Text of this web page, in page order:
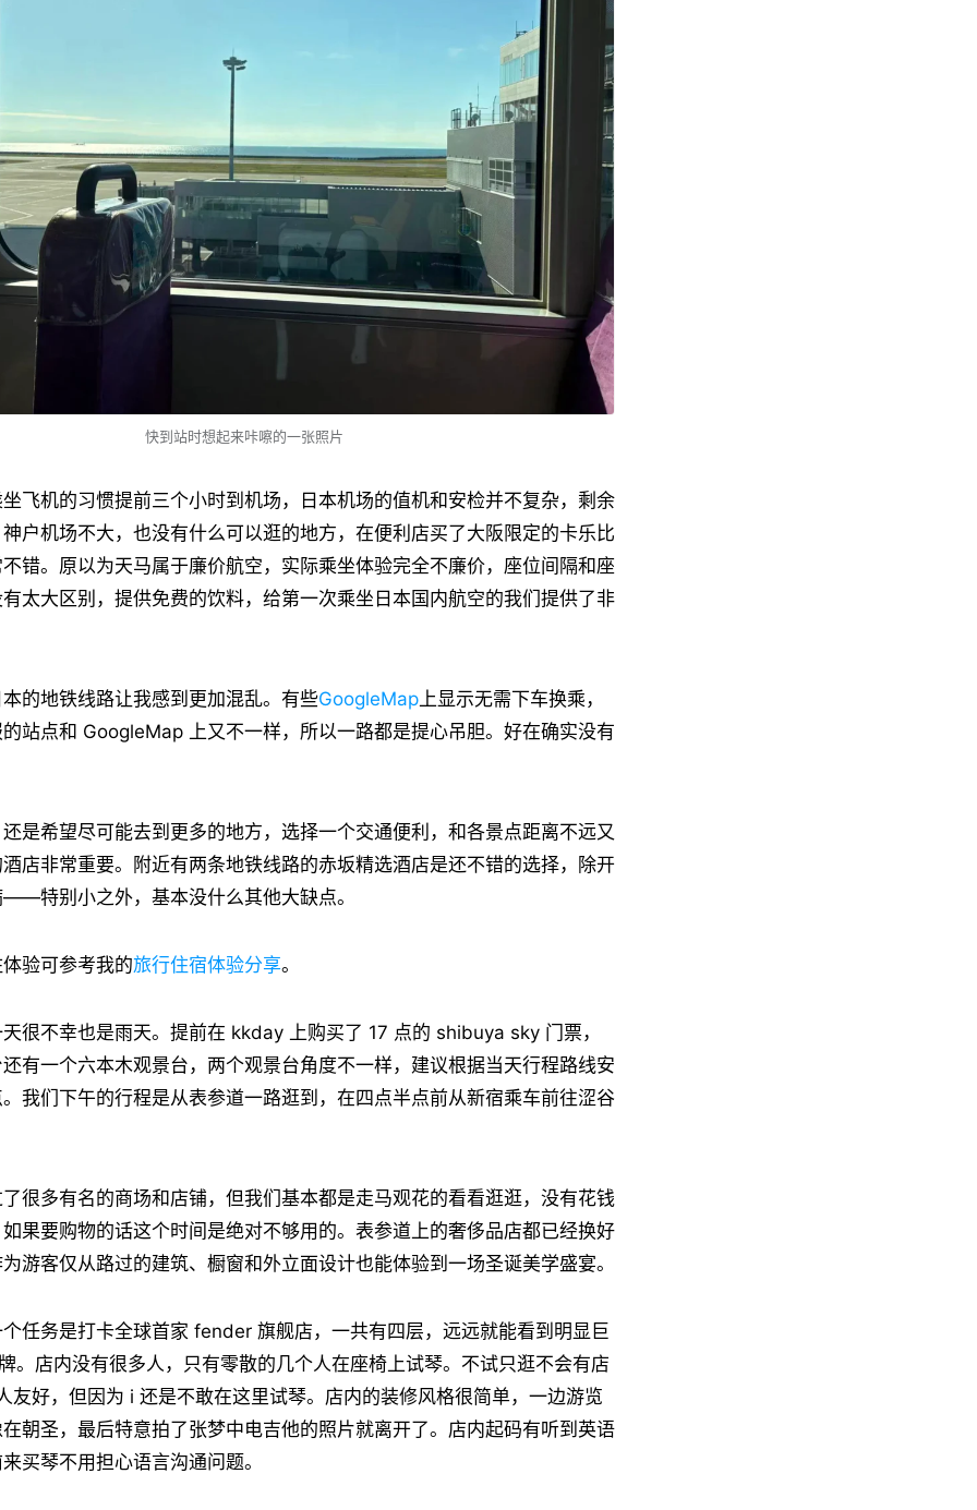
快到站时想起来咔嚓的一张照片
飞机的习惯提前三个小时到机场，日本机场的值机和安检并不复杂，剩余
户机场不大，也没有什么可以逛的地方，在便利店买了大阪限定的卡乐比
错。原以为天马属于廉价航空，实际乘坐体验完全不廉价，座位间隔和座
太大区别，提供免费的饮料，给第一次乘坐日本国内航空的我们提供了非
的地铁线路让我感到更加混乱。有些GoogleMap 上显示无需下车换乘，
站点和 GoogleMap 上又不一样，所以一路都是提心吊胆。好在确实没有
是希望尽可能去到更多的地方，选择一个交通便利，和各景点距离不远又
店非常重要。附近有两条地铁线路的赤坂精选酒店是还不错的选择，除开
特别小之外，基本没什么其他大缺点。
验可参考我的旅行住宿体验分享。
很不幸也是雨天。提前在 kkday 上购买了 17 点的 shibuya sky 门票，
有一个六本木观景台，两个观景台角度不一样，建议根据当天行程路线安
我们下午的行程是从表参道一路逛到，在四点半点前从新宿乘车前往涩谷
很多有名的商场和店铺，但我们基本都是走马观花的看看逛逛，没有花钱
果要购物的话这个时间是绝对不够用的。表参道上的奢侈品店都已经换好
游客仅从路过的建筑、橱窗和外立面设计也能体验到一场圣诞美学盛宴。
任务是打卡全球首家 fender 旗舰店，一共有四层，远远就能看到明显巨
。店内没有很多人，只有零散的几个人在座椅上试琴。不试只逛不会有店
友好，但因为 i 还是不敢在这里试琴。店内的装修风格很简单，一边游览
朝圣，最后特意拍了张梦中电吉他的照片就离开了。店内起码有听到英语
买琴不用担心语言沟通问题。